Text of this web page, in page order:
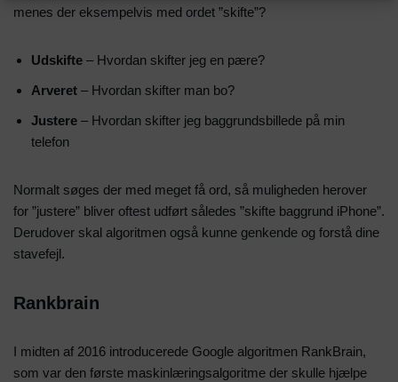
menes der eksempelvis med ordet ”skifte”?
Udskifte – Hvordan skifter jeg en pære?
Arveret – Hvordan skifter man bo?
Justere – Hvordan skifter jeg baggrundsbillede på min
telefon
Normalt søges der med meget få ord, så muligheden herover
for ”justere” bliver oftest udført således ”skifte baggrund iPhone”.
Derudover skal algoritmen også kunne genkende og forstå dine
stavefejl.
Rankbrain
I midten af 2016 introducerede Google algoritmen RankBrain,
som var den første maskinlæringsalgoritme der skulle hjælpe